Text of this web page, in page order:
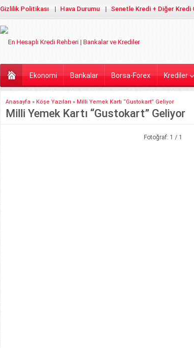
Gizlilik Politikası Hava Durumu Senetle Kredi + Diğer Kredi
Ekonomi Bankalar Borsa-Forex Krediler
Anasayfa » Köşe Yazıları » Milli Yemek Kartı “Gustokart” Geliyor
Milli Yemek Kartı “Gustokart” Geliyor
Fotoğraf: 1 / 1